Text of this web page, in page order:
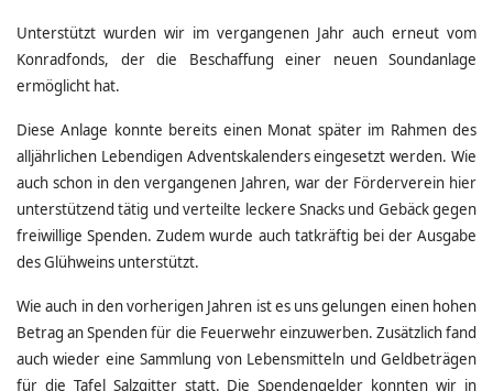
Unterstützt wurden wir im vergangenen Jahr auch erneut vom
Konradfonds, der die Beschaffung einer neuen Soundanlage
ermöglicht hat.
Diese Anlage konnte bereits einen Monat später im Rahmen des
alljährlichen Lebendigen Adventskalenders eingesetzt werden. Wie
auch schon in den vergangenen Jahren, war der Förderverein hier
unterstützend tätig und verteilte leckere Snacks und Gebäck gegen
freiwillige Spenden. Zudem wurde auch tatkräftig bei der Ausgabe
des Glühweins unterstützt.
Wie auch in den vorherigen Jahren ist es uns gelungen einen hohen
Betrag an Spenden für die Feuerwehr einzuwerben. Zusätzlich fand
auch wieder eine Sammlung von Lebensmitteln und Geldbeträgen
für die Tafel Salzgitter statt. Die Spendengelder konnten wir in